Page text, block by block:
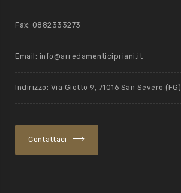
Fax: 0882333273
Email: info@arredamenticipriani.it
Indirizzo: Via Giotto 9, 71016 San Severo (FG)
Contattaci